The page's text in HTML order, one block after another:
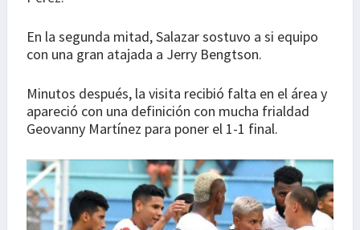
En la segunda mitad, Salazar sostuvo a si equipo
con una gran atajada a Jerry Bengtson.
Minutos después, la visita recibió falta en el área y
apareció con una definición con mucha frialdad
Geovanny Martínez para poner el 1-1 final.